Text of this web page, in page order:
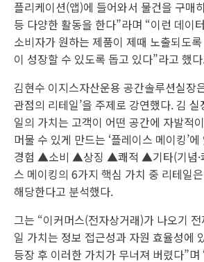
플리케이션(앱)에 들어와서 물건을 구매
등 다양한 활동을 한다”라며 “이런 데이
소비자가 원하는 제품이 제때 노출되도
이 성장할 수 있도록 돕고 있다”라고 했
김현수 이지스자산운용 공간솔루션실장
관점의 리테일’을 주제로 강연했다. 김
일의 가치는 고객이 어떤 공간에 자발적
머물 수 있게 만드는 ‘플레이스 메이킹’
경험 ▲소비 ▲상징 ▲쾌적 ▲기타(기념·
스 메이킹의 6가지 핵심 가치 중 리테일
해당한다고 분석했다.
그는 “이커머스(전자상거래)가 나오기
일 가치는 정보 접근성과 자원 효율성에
등장 후 이러한 가치가 무너져 버렸다”